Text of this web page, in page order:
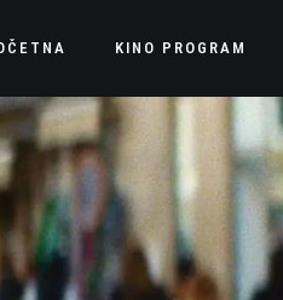
KINO PROGRAM